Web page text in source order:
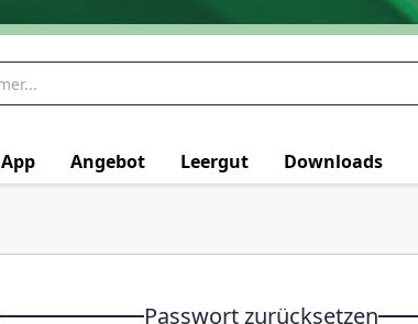
App Angebot Leergut Downloads
Passwort zurücksetzen